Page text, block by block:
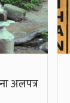
अलपत्र